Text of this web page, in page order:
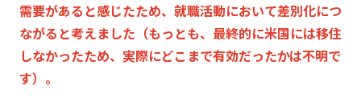
需要があると感じたため、 就職活動において差別化につ
ながると考えました（もっとも、 最終的に米国には移住
しなかったため、 実際にどこまで有効だったかは不明で
す）。